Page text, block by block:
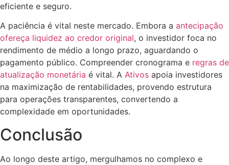
eficiente e seguro.
A paciência é vital neste mercado. Embora a antecipação
ofereça liquidez ao credor original, o investidor foca no
rendimento de médio a longo prazo, aguardando o
pagamento público. Compreender cronograma e regras de
atualização monetária é vital. A Ativos apoia investidores
na maximização de rentabilidades, provendo estrutura
para operações transparentes, convertendo a
complexidade em oportunidades.
Conclusão
Ao longo deste artigo, mergulhamos no complexo e